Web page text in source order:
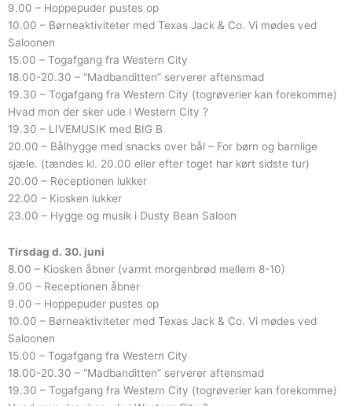
9.00 – Hoppepuder pustes op
10.00 – Børneaktiviteter med Texas Jack & Co. Vi mødes ved
Saloonen
15.00 – Togafgang fra Western City
18.00-20.30 – “Madbanditten” serverer aftensmad
19.30 – Togafgang fra Western City (togrøverier kan forekomme)
Hvad mon der sker ude i Western City ?
19.30 – LIVEMUSIK med BIG B
20.00 – Bålhygge med snacks over bål – For børn og barnlige
sjæle. (tændes kl. 20.00 eller efter toget har kørt sidste tur)
20.00 – Receptionen lukker
22.00 – Kiosken lukker
23.00 – Hygge og musik i Dusty Bean Saloon
Tirsdag d. 30. juni
8.00 – Kiosken åbner (varmt morgenbrød mellem 8-10)
9.00 – Receptionen åbner
9.00 – Hoppepuder pustes op
10.00 – Børneaktiviteter med Texas Jack & Co. Vi mødes ved
Saloonen
15.00 – Togafgang fra Western City
18.00-20.30 – “Madbanditten” serverer aftensmad
19.30 – Togafgang fra Western City (togrøverier kan forekomme)